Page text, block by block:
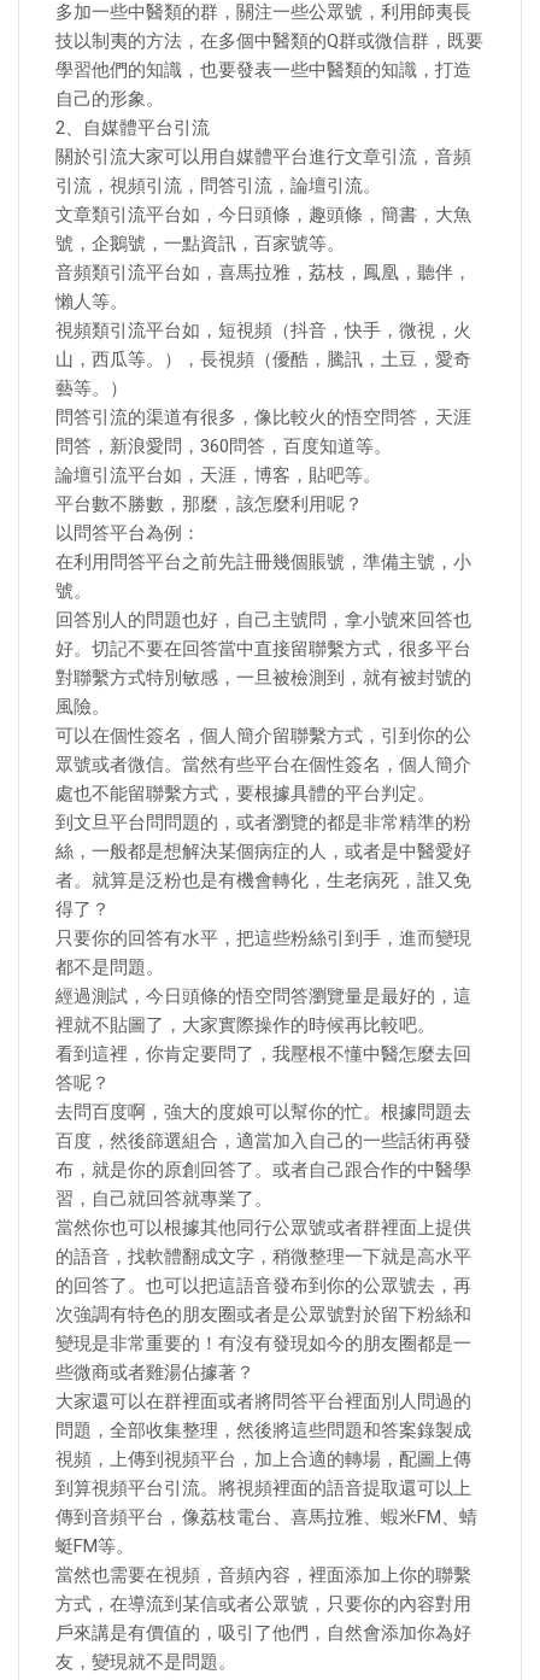
多加一些中醫類的群，關注一些公眾號，利用師夷長
技以制夷的方法，在多個中醫類的Q群或微信群，既要
學習他們的知識，也要發表一些中醫類的知識，打造
自己的形象。
2、自媒體平台引流
關於引流大家可以用自媒體平台進行文章引流，音頻
引流，視頻引流，問答引流，論壇引流。
文章類引流平台如，今日頭條，趣頭條，簡書，大魚
號，企鵝號，一點資訊，百家號等。
音頻類引流平台如，喜馬拉雅，荔枝，鳳凰，聽伴，
懶人等。
視頻類引流平台如，短視頻（抖音，快手，微視，火
山，西瓜等。），長視頻（優酷，騰訊，土豆，愛奇
藝等。）
問答引流的渠道有很多，像比較火的悟空問答，天涯
問答，新浪愛問，360問答，百度知道等。
論壇引流平台如，天涯，博客，貼吧等。
平台數不勝數，那麼，該怎麼利用呢？
以問答平台為例：
在利用問答平台之前先註冊幾個賬號，準備主號，小
號。
回答別人的問題也好，自己主號問，拿小號來回答也
好。切記不要在回答當中直接留聯繫方式，很多平台
對聯繫方式特別敏感，一旦被檢測到，就有被封號的
風險。
可以在個性簽名，個人簡介留聯繫方式，引到你的公
眾號或者微信。當然有些平台在個性簽名，個人簡介
處也不能留聯繫方式，要根據具體的平台判定。
到文旦平台問問題的，或者瀏覽的都是非常精準的粉
絲，一般都是想解決某個病症的人，或者是中醫愛好
者。就算是泛粉也是有機會轉化，生老病死，誰又免
得了？
只要你的回答有水平，把這些粉絲引到手，進而變現
都不是問題。
經過測試，今日頭條的悟空問答瀏覽量是最好的，這
裡就不貼圖了，大家實際操作的時候再比較吧。
看到這裡，你肯定要問了，我壓根不懂中醫怎麼去回
答呢？
去問百度啊，強大的度娘可以幫你的忙。根據問題去
百度，然後篩選組合，適當加入自己的一些話術再發
布，就是你的原創回答了。或者自己跟合作的中醫學
習，自己就回答就專業了。
當然你也可以根據其他同行公眾號或者群裡面上提供
的語音，找軟體翻成文字，稍微整理一下就是高水平
的回答了。也可以把這語音發布到你的公眾號去，再
次強調有特色的朋友圈或者是公眾號對於留下粉絲和
變現是非常重要的！有沒有發現如今的朋友圈都是一
些微商或者雞湯佔據著？
大家還可以在群裡面或者將問答平台裡面別人問過的
問題，全部收集整理，然後將這些問題和答案錄製成
視頻，上傳到視頻平台，加上合適的轉場，配圖上傳
到算視頻平台引流。將視頻裡面的語音提取還可以上
傳到音頻平台，像荔枝電台、喜馬拉雅、蝦米FM、蜻
蜓FM等。
當然也需要在視頻，音頻內容，裡面添加上你的聯繫
方式，在導流到某信或者公眾號，只要你的內容對用
戶來講是有價值的，吸引了他們，自然會添加你為好
友，變現就不是問題。